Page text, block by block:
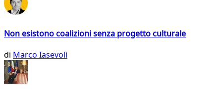
Non esistono coalizioni senza progetto culturale
di Marco Iasevoli